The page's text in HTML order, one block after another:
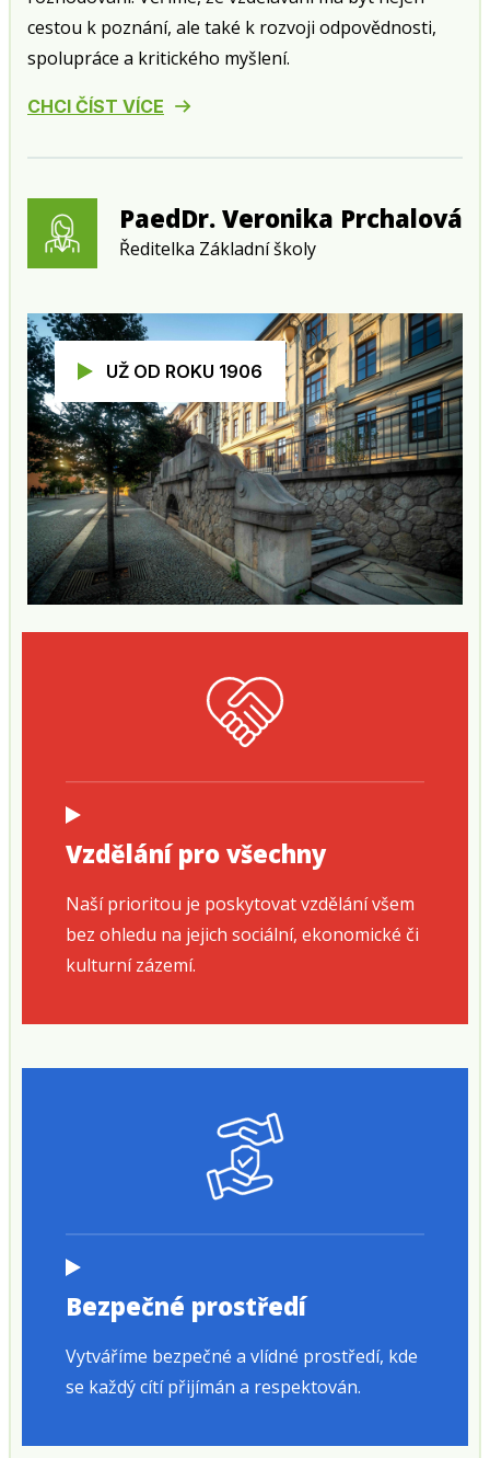
cestou k poznání, ale také k rozvoji odpovědnosti,
spolupráce a kritického myšlení.
CHCI ČÍST VÍCE
PaedDr. Veronika Prchalová
Ředitelka Základní školy
UŽ OD ROKU 1906
Vzdělání pro všechny
Naší prioritou je poskytovat vzdělání všem
bez ohledu na jejich sociální, ekonomické či
kulturní zázemí.
Bezpečné prostředí
Vytváříme bezpečné a vlídné prostředí, kde
se každý cítí přijímán a respektován.